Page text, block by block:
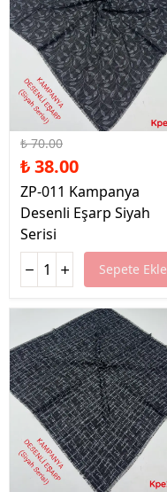
%46 İndirim
₺ 70.00
₺ 38.00
ZP-011 Kampanya
Desenli Eşarp Siyah
Serisi
Sepete Ekle
%46 İndirim